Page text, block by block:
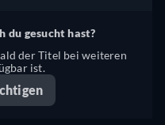
du gesucht hast?
der Titel bei weiteren
ist.